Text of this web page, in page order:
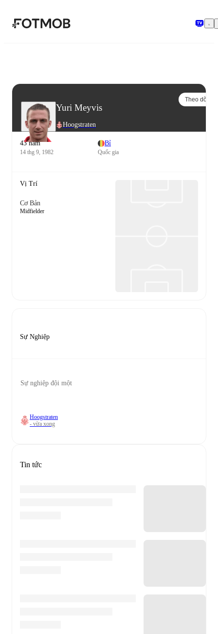
Yuri Meyvis
Hoogstraten
Theo dõi
43 năm
14 thg 9, 1982
Bỉ
Quốc gia
Vị Trí
Cơ Bản
Midfielder
Sự Nghiệp
Sự nghiệp đội một
Hoogstraten
- vừa xong
Tin tức